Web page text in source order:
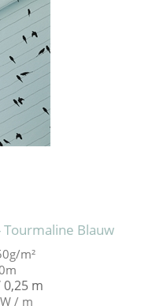
Tourmaline Blauw
m²
0,25 m
/ m